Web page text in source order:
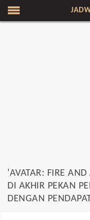
'AVATAR: FIRE
DI AKHIR PEKAN
DENGAN